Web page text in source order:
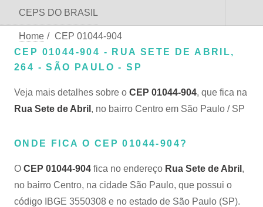
CEPS DO BRASIL
Home / CEP 01044-904
CEP 01044-904 - RUA SETE DE ABRIL,
264 - SÃO PAULO - SP
Veja mais detalhes sobre o CEP 01044-904, que fica na
Rua Sete de Abril , no bairro Centro em São Paulo / SP
ONDE FICA O CEP 01044-904?
O CEP 01044-904 fica no endereço Rua Sete de Abril ,
no bairro Centro, na cidade São Paulo, que possui o
código IBGE 3550308 e no estado de São Paulo (SP).